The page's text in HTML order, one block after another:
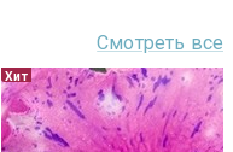
Смотреть все
Хит